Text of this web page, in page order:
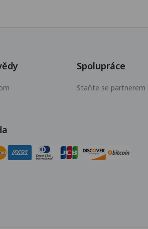
Spolupráce
Staňte se partnerem